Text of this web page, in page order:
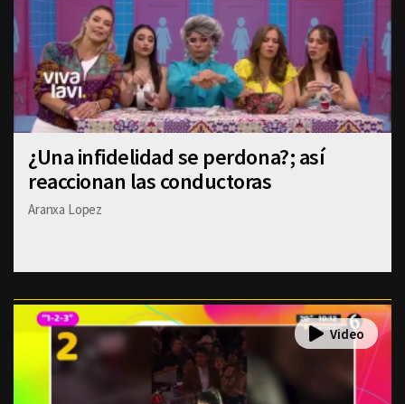
¿Una infidelidad se perdona?; así
reaccionan las conductoras
Aranxa Lopez